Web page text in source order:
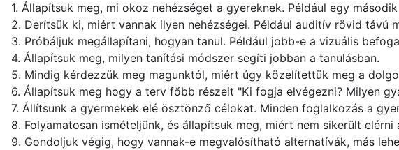
1. Állapítsuk meg, mi okoz nehézséget a gyereknek. Például egy
2. Derítsük ki, miért vannak ilyen nehézségei. Például auditív rövid távú
3. Próbáljuk megállapítani, hogyan tanul. Például jobb-e a vizuális
4. Állapítsuk meg, milyen tanítási módszer segíti jobban a tanulásban.
5. Mindig kérdezzük meg magunktól, miért úgy közelítettük meg a
6. Állapítsuk meg hogy a terv főbb részeit "Ki fogja elvégezni? Milyen
7. Állítsunk a gyermekek elé ösztönző célokat. Minden foglalkozás a
8. Folyamatosan ismételjünk, és állapítsuk meg, miért nem sikerült
9. Gondoljuk végig, hogy vannak-e megvalósítható alternatívák, más